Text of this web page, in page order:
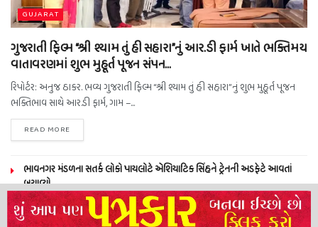
GUJARAT
ગુજરાતી ફિલ્મ “શ્રી શ્યામ તું હી સહારા”નું આર.ડી ફાર્મ ખાતે ભક્તિમય
વાતાવરણમાં શુભ મુહૂર્ત પૂજન સંપન…
રિપોર્ટર: અનુજ ઠાકર. ભવ્ય ગુજરાતી ફિલ્મ “શ્રી શ્યામ તું હી સહારા”નું શુભ મુહૂર્ત પૂજન
ભક્તિભાવ સાથે આર.ડી ફાર્મ, ગામ –...
READ MORE
ભાવનગર મંડળના સતર્ક લોકો પાયલોટે એશિયાટિક સિંહને ટ્રેનની અડફેટે આવતાં
બચાવ્યો
NEERAJ TIWARI’S ACTION FRANCHISE ROLLS WITH TIGER SHROFF,
REMO D’SOUZA AND A POWER-PACKED ENSEMBLE